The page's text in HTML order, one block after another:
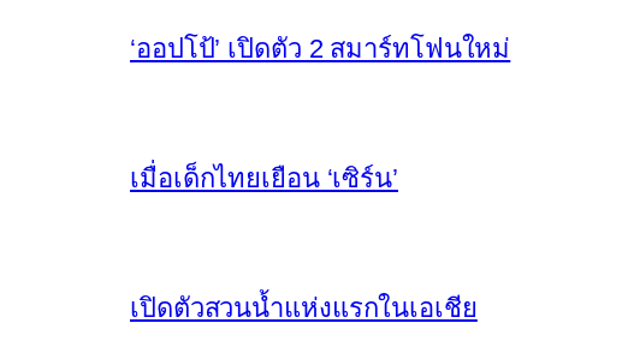
‘ออปโป้’ เปิดตัว 2 สมาร์ทโฟนใหม่
เมื่อเด็กไทยเยือน ‘เซิร์น’
เปิดตัวสวนน้ำแห่งแรกในเอเชีย